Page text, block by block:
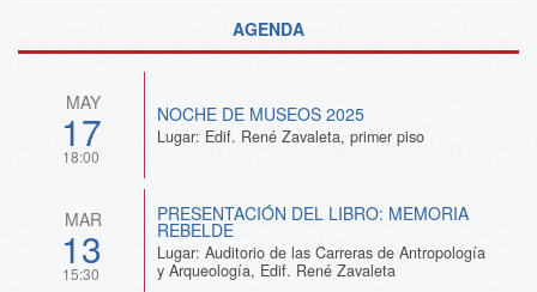
AGENDA
MAY
17
18:00
NOCHE DE MUSEOS 2025
Lugar: Edif. René Zavaleta, primer piso
MAR
13
15:30
PRESENTACIÓN DEL LIBRO: MEMORIA
REBELDE
Lugar: Auditorio de las Carreras de Antropología
y Arqueología, Edif. René Zavaleta